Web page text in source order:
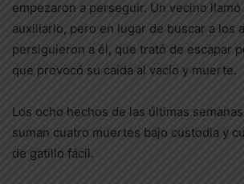
empezaron a perseguir. Un vecino
auxiliarlo, pero en lugar de buscar a los
persiguieron a él, que trató de escapar
que provocó su caída al vacío y muerte.
Los ocho hechos de las últimas
suman cuatro muertes bajo custodia y
de gatillo fácil.